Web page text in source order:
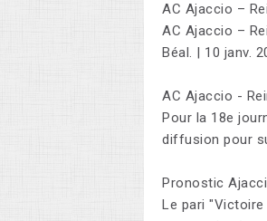
AC Ajaccio –
AC Ajaccio –
Béal. | 10 janv.
AC Ajaccio -
Pour la 18e
diffusion pour
Pronostic
Le pari